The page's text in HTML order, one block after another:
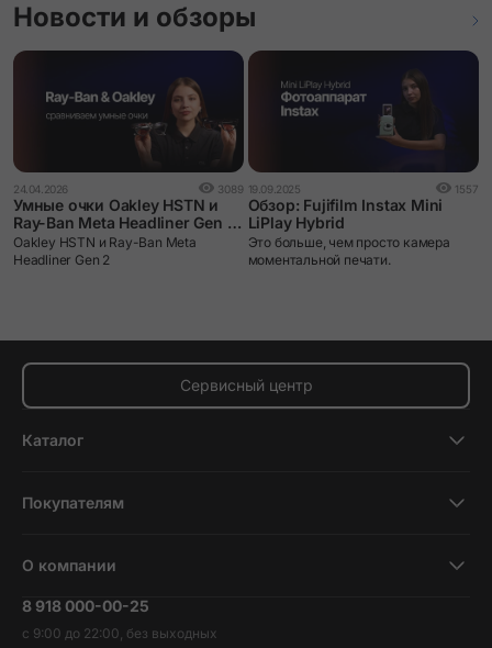
Новости и обзоры
24.04.2026 3089
Умные очки Oakley HSTN и
Ray-Ban Meta Headliner Gen 2:
сравниваем и выбираем.
Oakley HSTN и Ray-Ban Meta
Headliner Gen 2
19.09.2025 1557
Обзор: Fujifilm Instax Mini
LiPlay Hybrid
Это больше, чем просто камера
моментальной печати.
Сервисный центр
Каталог
Планшеты
Наушники и колонки
Покупателям
Трейд-ин
О компании
Вакансии
Контакты
8 918 000-00-25
с 9:00 до 22:00, без выходных